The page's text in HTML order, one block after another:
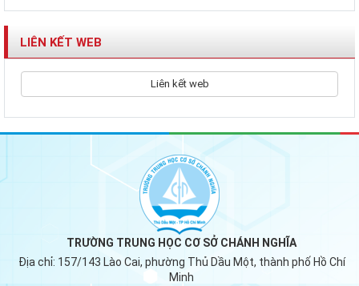
LIÊN KẾT WEB
Liên kết web
TRƯỜNG TRUNG HỌC CƠ SỞ CHÁNH NGHĨA
Địa chỉ: 157/143 Lào Cai, phường Thủ Dầu Một, thành phố Hồ Chí
Minh